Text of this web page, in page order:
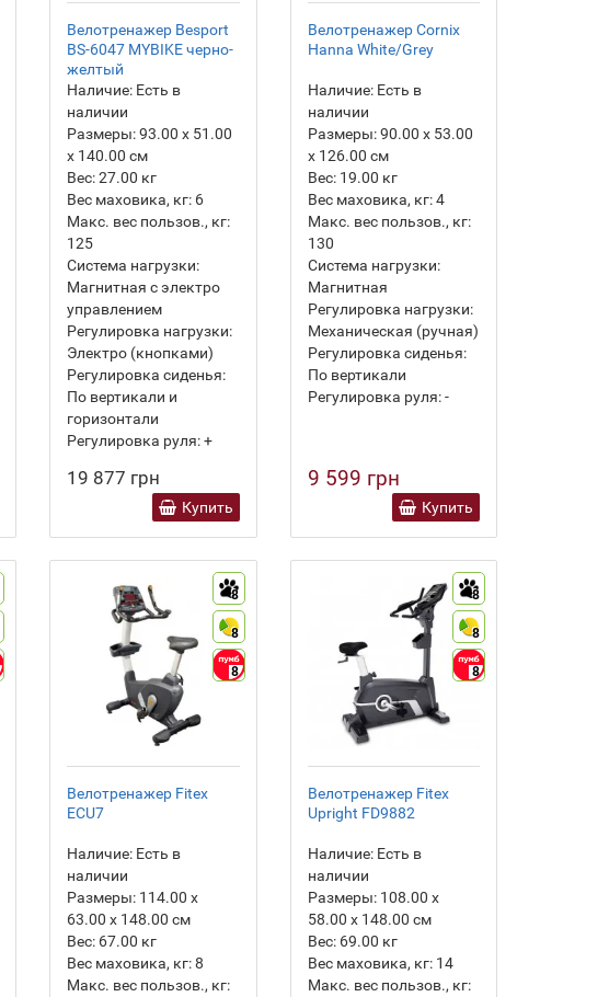
Велотренажер Besport
BS-6047 MYBIKE черно-
желтый
Наличие: Есть в
наличии
Размеры:93.00 х 51.00
х 140.00 см
Вес: 27.00 кг
Вес маховика, кг: 6
Макс. вес пользов., кг:
125
Система нагрузки:
Магнитная с электро
управлением
Регулировка нагрузки:
Электро (кнопками)
Регулировка сиденья:
По вертикали и
горизонтали
Регулировка руля:+
19 877 грн
Купить
Велотренажер Cornix
Hanna White/Grey
Наличие:Есть в
наличии
Размеры:90.00 х 53.00
х 126.00 см
Вес: 19.00 кг
Вес маховика, кг:4
Макс. вес пользов., кг:
130
Система нагрузки:
Магнитная
Регулировка нагрузки:
Механическая (ручная)
Регулировка сиденья:
По вертикали
Регулировка руля:-
9 599 грн
Купить
8
8
8
Велотренажер Fitex
ECU7
Наличие: Есть в
наличии
Размеры: 114.00 х
63.00 х 148.00 см
Вес: 67.00 кг
Вес маховика, кг:8
Макс. вес пользов., кг:
8
8
8
Велотренажер Fitex
Upright FD9882
Наличие:Есть в
наличии
Размеры:108.00 х
58.00 х 148.00 см
Вес: 69.00 кг
Вес маховика, кг:14
Макс. вес пользов., кг: